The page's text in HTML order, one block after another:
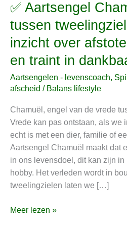
✅ Aartsengel
tussen
inzicht over
en traint in
Aartsengelen - levenscoach,
afscheid / Balans lifestyle
Chamuël, engel van de vrede
Vrede kan pas ontstaan, als we
echt is met een dier, familie of
Aartsengel Chamuël maakt dat
in ons levensdoel, dit kan zijn
hobby. Het verleden wordt in
tweelingzielen laten we […]
✅
Chamuël,
de
tussen
tweelingzielen,
’t
geeft
inzicht
over
afstoten,
aantrekken
en
traint
dankbaarheid
Meer lezen »